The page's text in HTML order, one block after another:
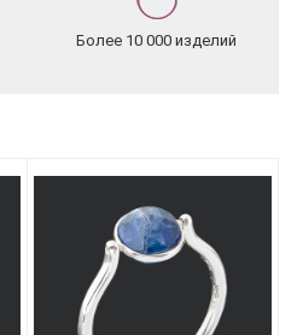
Более 10 000 изделий